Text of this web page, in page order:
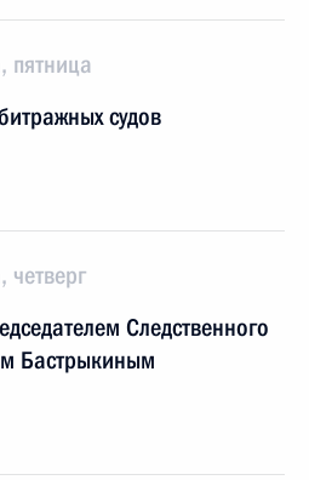
пятница
судов
Следственного
Бастрыкиным